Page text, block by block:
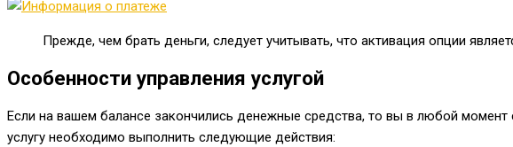
Прежде, чем брать деньги, следует учитывать, что активация опции
Особенности управления услугой
Если на вашем балансе закончились денежные средства, то вы в любой
услугу необходимо выполнить следующие действия: